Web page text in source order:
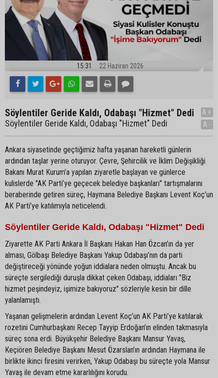
15:31 22 Haziran 2026
Söylentiler Geride Kaldı, Odabaşı "Hizmet" Dedi
Söylentiler Geride Kaldı, Odabaşı "Hizmet" Dedi
A+
A-
Ankara siyasetinde geçtiğimiz hafta yaşanan hareketli günlerin
ardından taşlar yerine oturuyor. Çevre, Şehircilik ve İklim Değişikliği
Bakanı Murat Kurum’a yapılan ziyaretle başlayan ve günlerce
kulislerde "AK Parti’ye geçecek belediye başkanları" tartışmalarını
beraberinde getiren süreç, Haymana Belediye Başkanı Levent Koç’un
AK Parti’ye katılımıyla neticelendi.
Söylentiler Geride Kaldı, Odabaşı "Hizmet" Dedi
Ziyarette AK Parti Ankara İl Başkanı Hakan Han Özcan’ın da yer
alması, Gölbaşı Belediye Başkanı Yakup Odabaşı’nın da parti
değiştireceği yönünde yoğun iddialara neden olmuştu. Ancak bu
süreçte sergilediği duruşla dikkat çeken Odabaşı, iddiaları "Biz
hizmet peşindeyiz, işimize bakıyoruz" sözleriyle kesin bir dille
yalanlamıştı.
Yaşanan gelişmelerin ardından Levent Koç’un AK Parti’ye katılarak
rozetini Cumhurbaşkanı Recep Tayyip Erdoğan’ın elinden takmasıyla
süreç sona erdi. Büyükşehir Belediye Başkanı Mansur Yavaş,
Keçiören Belediye Başkanı Mesut Özarslan’ın ardından Haymana ile
birlikte ikinci firesini verirken, Yakup Odabaşı bu süreçte yola Mansur
Yavaş ile devam etme kararlılığını korudu.